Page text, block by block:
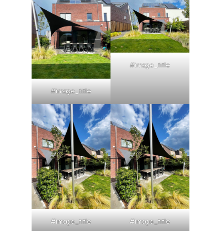
#image_title
#image_title
#image_title #image_title